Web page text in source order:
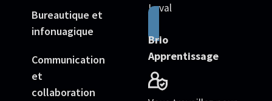
Bureautique et
infonuagique
Communication
et
collaboration
Laval
Brio
Apprentissage